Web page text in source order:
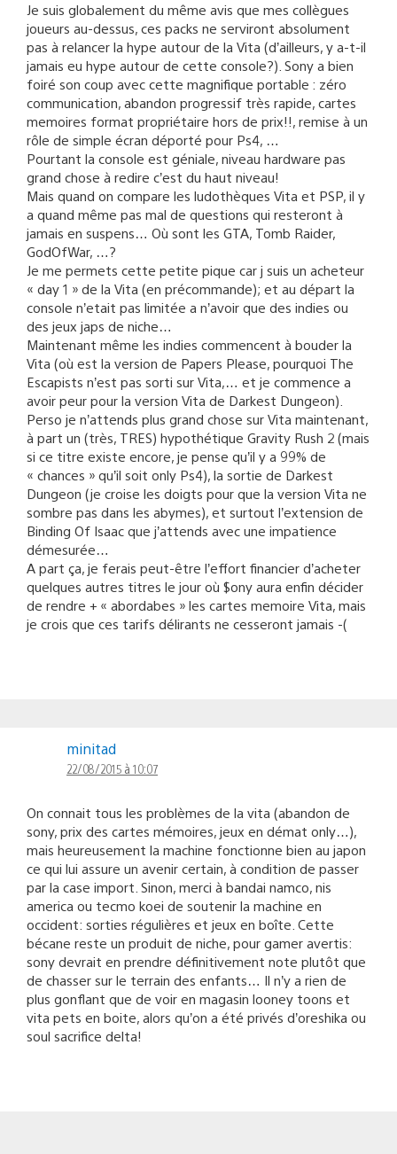
Je suis globalement du même avis que mes collègues
joueurs au-dessus, ces packs ne serviront absolument
pas à relancer la hype autour de la Vita (d’ailleurs, y a-t-il
jamais eu hype autour de cette console?). Sony a bien
foiré son coup avec cette magnifique portable : zéro
communication, abandon progressif très rapide, cartes
memoires format propriétaire hors de prix!!, remise à un
rôle de simple écran déporté pour Ps4, …
Pourtant la console est géniale, niveau hardware pas
grand chose à redire c’est du haut niveau!
Mais quand on compare les ludothèques Vita et PSP, il y
a quand même pas mal de questions qui resteront à
jamais en suspens… Où sont les GTA, Tomb Raider,
GodOfWar, …?
Je me permets cette petite pique car j suis un acheteur
« day 1 » de la Vita (en précommande); et au départ la
console n’etait pas limitée a n’avoir que des indies ou
des jeux japs de niche…
Maintenant même les indies commencent à bouder la
Vita (où est la version de Papers Please, pourquoi The
Escapists n’est pas sorti sur Vita,… et je commence a
avoir peur pour la version Vita de Darkest Dungeon).
Perso je n’attends plus grand chose sur Vita maintenant,
à part un (très, TRES) hypothétique Gravity Rush 2 (mais
si ce titre existe encore, je pense qu’il y a 99% de
« chances » qu’il soit only Ps4), la sortie de Darkest
Dungeon (je croise les doigts pour que la version Vita ne
sombre pas dans les abymes), et surtout l’extension de
Binding Of Isaac que j’attends avec une impatience
démesurée…
A part ça, je ferais peut-être l’effort financier d’acheter
quelques autres titres le jour où $ony aura enfin décider
de rendre + « abordabes » les cartes memoire Vita, mais
je crois que ces tarifs délirants ne cesseront jamais -(
minitad
22/08/2015 à 10:07
On connait tous les problèmes de la vita (abandon de
sony, prix des cartes mémoires, jeux en démat only…),
mais heureusement la machine fonctionne bien au japon
ce qui lui assure un avenir certain, à condition de passer
par la case import. Sinon, merci à bandai namco, nis
america ou tecmo koei de soutenir la machine en
occident: sorties régulières et jeux en boîte. Cette
bécane reste un produit de niche, pour gamer avertis:
sony devrait en prendre définitivement note plutôt que
de chasser sur le terrain des enfants… Il n’y a rien de
plus gonflant que de voir en magasin looney toons et
vita pets en boite, alors qu’on a été privés d’oreshika ou
soul sacrifice delta!